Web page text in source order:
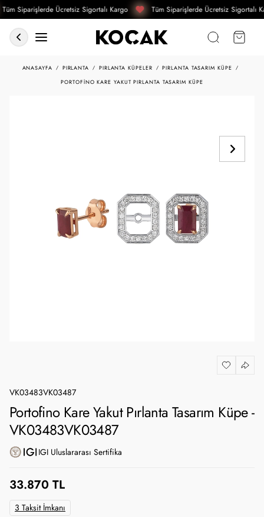
Tüm Siparişlerde Ücretsiz Sigortalı Kargo Tüm Siparişlerde Ücretsiz Sigortalı
ANASAYFA PIRLANTA PIRLANTA KÜPELER
PIRLANTA TASARIM KÜPE
PORTOFINO KARE YAKUT PIRLANTA TASARIM KÜPE
VK03483VK03487
Portofino Kare Yakut Pırlanta Tasarım Küpe -
VK03483VK03487
IGI Uluslararası Sertifika
33.870 TL
3 Taksit İmkanı